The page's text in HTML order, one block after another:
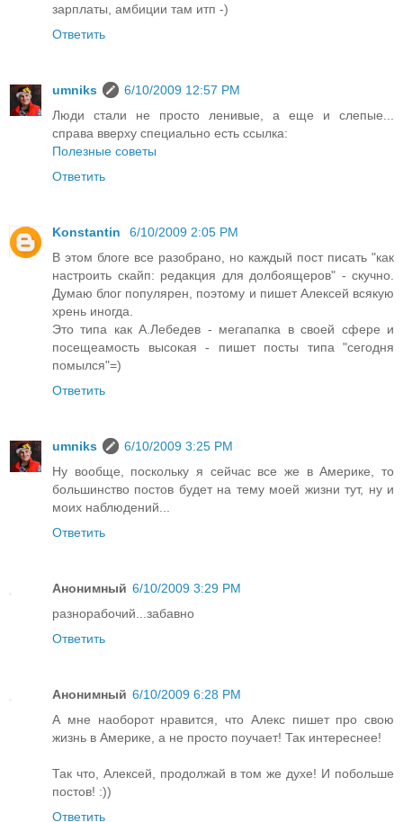
зарплаты, амбиции там итп -)
Ответить
umniks
6/10/2009 12:57 PM
Люди стали не просто ленивые, а еще и слепые...
справа вверху специально есть ссылка:
Полезные советы
Ответить
Konstantin
6/10/2009 2:05 PM
В этом блоге все разобрано, но каждый пост писать "как
настроить скайп: редакция для долбоящеров" - скучно.
Думаю блог популярен, поэтому и пишет Алексей всякую
хрень иногда.
Это типа как А.Лебедев - мегапапка в своей сфере и
посещеамость высокая - пишет посты типа "сегодня
помылся"=)
Ответить
umniks
6/10/2009 3:25 PM
Ну вообще, поскольку я сейчас все же в Америке, то
большинство постов будет на тему моей жизни тут, ну и
моих наблюдений...
Ответить
Анонимный 6/10/2009 3:29 PM
разнорабочий...забавно
Ответить
Анонимный 6/10/2009 6:28 PM
А мне наоборот нравится, что Алекс пишет про свою
жизнь в Америке, а не просто поучает! Так интереснее!
Так что, Алексей, продолжай в том же духе! И побольше
постов! :))
Ответить